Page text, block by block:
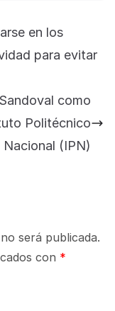
en los
para evitar
como
Politécnico
Nacional (IPN)
será publicada.
con *